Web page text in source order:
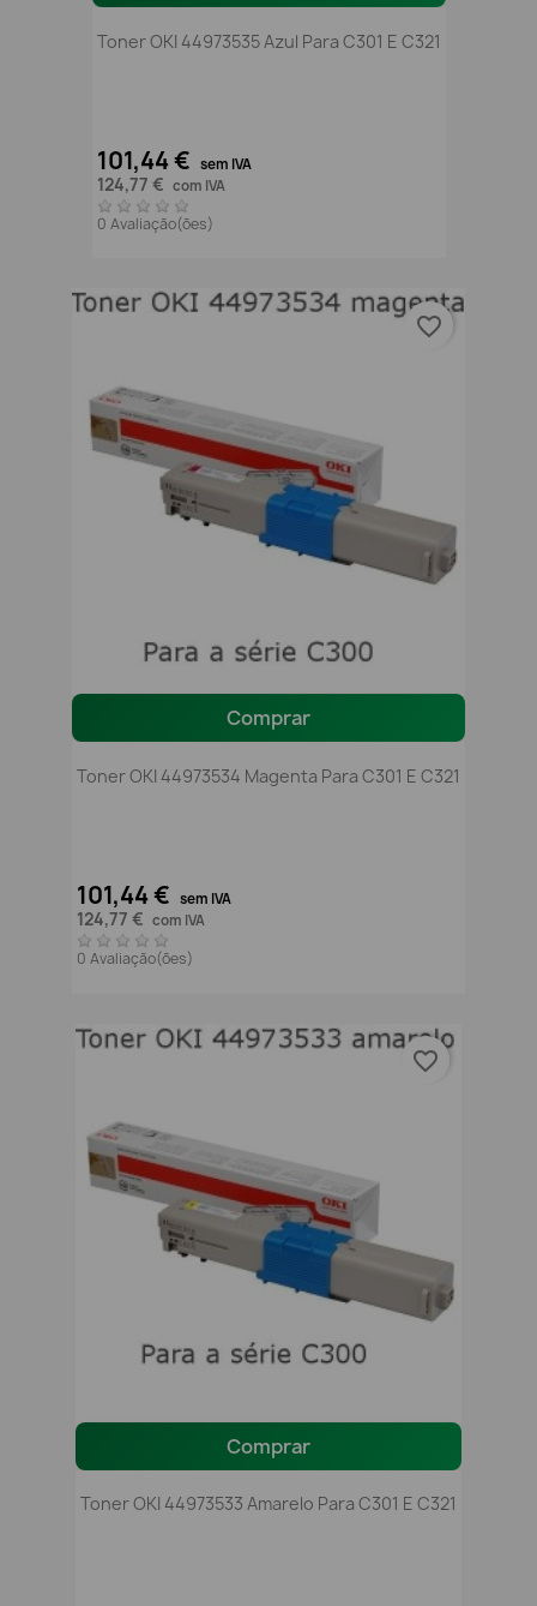
Toner OKI 44973535 Azul Para C301 E C321
101,44 € sem IVA
124,77 € com IVA
0 Avaliação(ões)
Comprar
Toner OKI 44973534 Magenta Para C301 E C321
101,44 € sem IVA
124,77 € com IVA
0 Avaliação(ões)
favorite_border
Comprar
Toner OKI 44973533 Amarelo Para C301 E C321
favorite_border